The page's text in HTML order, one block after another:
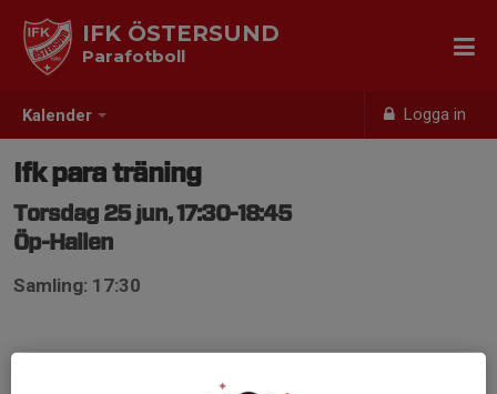
Kalender Logga in
IFK ÖSTERSUND
Parafotboll
Ifk para träning
Torsdag 25 jun, 17:30-18:45
Öp-Hallen
Samling: 17:30